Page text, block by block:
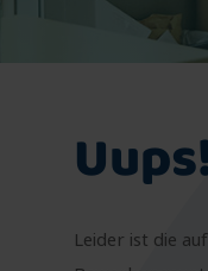
Leider ist die